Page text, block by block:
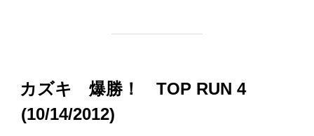
カズキ 爆勝！ TOP RUN 4
(10/14/2012)